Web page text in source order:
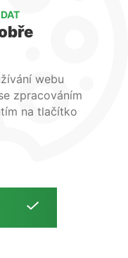
16, Brno
webu
zpracováním
na tlačítko